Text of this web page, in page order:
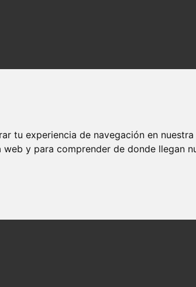
tu experiencia de navegación en
y para comprender de donde llegan